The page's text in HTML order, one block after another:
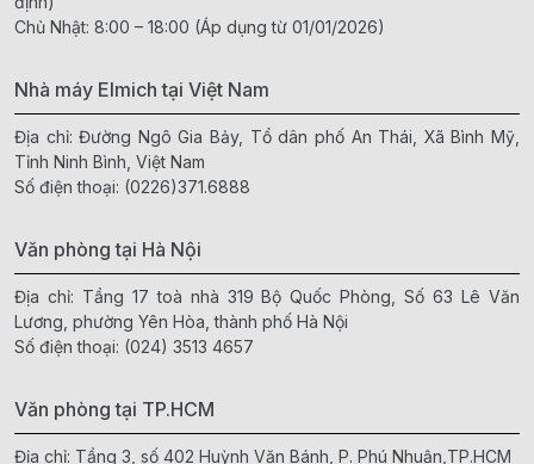
Chủ Nhật: 8:00 – 18:00 (Áp dụng từ 01/01/2026)
Nhà máy Elmich tại Việt Nam
Địa chỉ: Đường Ngô Gia Bảy, Tổ dân phố An Thái, Xã Bình Mỹ,
Tỉnh Ninh Bình, Việt Nam
Số điện thoại: (0226)371.6888
Văn phòng tại Hà Nội
Địa chỉ: Tầng 17 toà nhà 319 Bộ Quốc Phòng, Số 63 Lê Văn
Lương, phường Yên Hòa, thành phố Hà Nội
Số điện thoại: (024) 3513 4657
Văn phòng tại TP.HCM
Địa chỉ: Tầng 3, số 402 Huỳnh Văn Bánh, P. Phú Nhuận,TP.HCM